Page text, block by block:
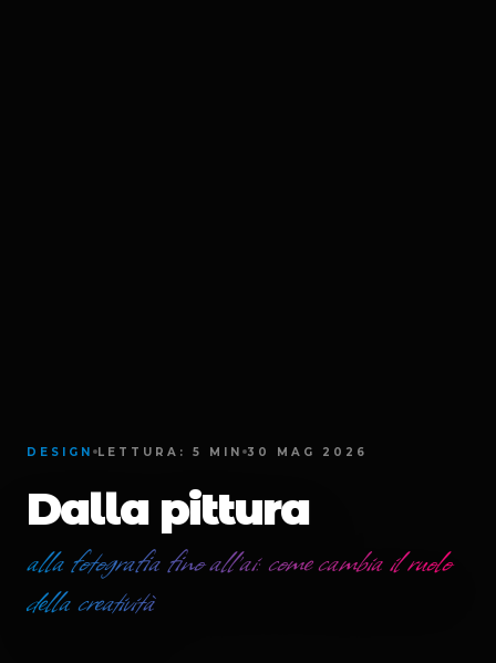
DESIGN LETTURA: 5 MIN 30 MAG 2026
Dalla pittura
alla fotografia fino all’ai: come cambia il ruolo
della creatività